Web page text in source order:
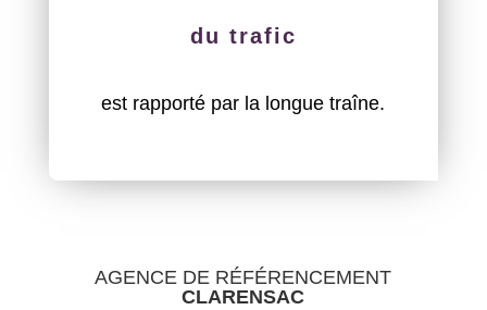
du trafic
est rapporté par la longue traîne.
AGENCE DE RÉFÉRENCEMENT
CLARENSAC